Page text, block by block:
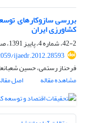
بررسی سازوکارهای
کشاورزی ایران
42-2، شماره 4، پاییز 1391، صفحه
ijaedr.2012.28593
فرحناز رستمی، حسین
مشاهده مقاله
اصل